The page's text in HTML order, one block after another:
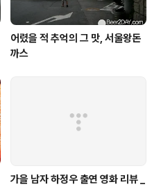
어렸을 적 추억의 그 맛, 서울왕돈
까스
가을 남자 하정우 출연 영화 리뷰 _